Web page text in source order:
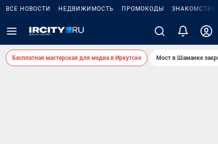
ВСЕ НОВОСТИ НЕДВИЖИМОСТЬ ПРОМОКОДЫ ЗНАКОМСТВА
Бесплатная мастерская для медиа в Иркутске Мост в Шаманке